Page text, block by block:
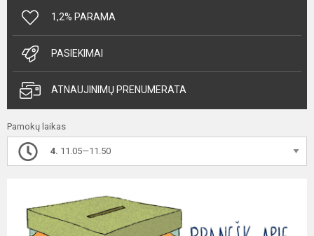
1,2% PARAMA
PASIEKIMAI
ATNAUJINIMŲ PRENUMERATA
Pamokų laikas
4. 11.05—11.50